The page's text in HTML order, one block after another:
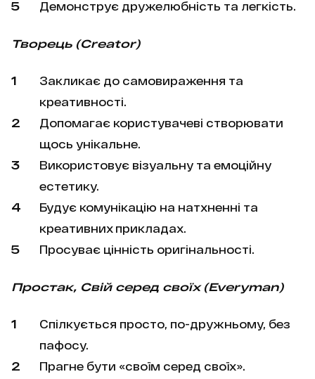
Демонструє дружелюбність та легкість.
Творець (Creator)
Закликає до самовираження та
креативності.
Допомагає користувачеві створювати
щось унікальне.
Використовує візуальну та емоційну
естетику.
Будує комунікацію на натхненні та
креативних прикладах.
Просуває цінність оригінальності.
Простак, Свій серед своїх (Everyman)
Спілкується просто, по-дружньому, без
пафосу.
Прагне бути «своїм серед своїх».